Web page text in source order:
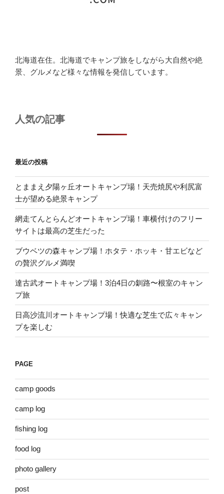
北海道在住。北海道でキャンプ旅をしながら大自然や絶
景、グルメなど様々な情報を発信しています。
人気の記事
最近の投稿
とままえ夕陽ヶ丘オートキャンプ場！天売焼尻や利尻富
士が望める絶景キャンプ
網走てんとらんどオートキャンプ場！車横付けのフリー
サイトは最高の芝生だった
ブウベツの森キャンプ場！ホタテ・ホッキ・甘エビなど
の贅沢グルメ満喫
達古武オートキャンプ場！3泊4日の釧路〜根室のキャン
プ旅
日高沙流川オートキャンプ場！快適な芝生で広々キャン
プを楽しむ
PAGE
camp goods
camp log
fishing log
food log
photo gallery
post